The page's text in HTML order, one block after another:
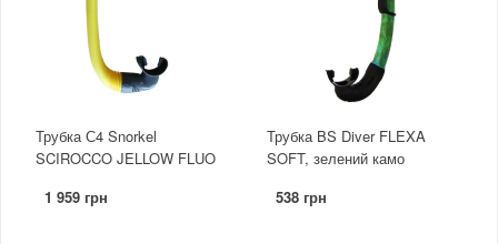
Трубка С4 Snorkel
SCIROCCO JELLOW FLUO
1 959 грн
Трубка BS Diver FLEXA
SOFT, зелений камо
538 грн